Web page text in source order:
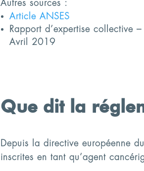
Autres sources :
Article ANSES
Rapport d’expertise collective
Avril 2019
Que dit la
Depuis la directive européenne
inscrites en tant qu’agent